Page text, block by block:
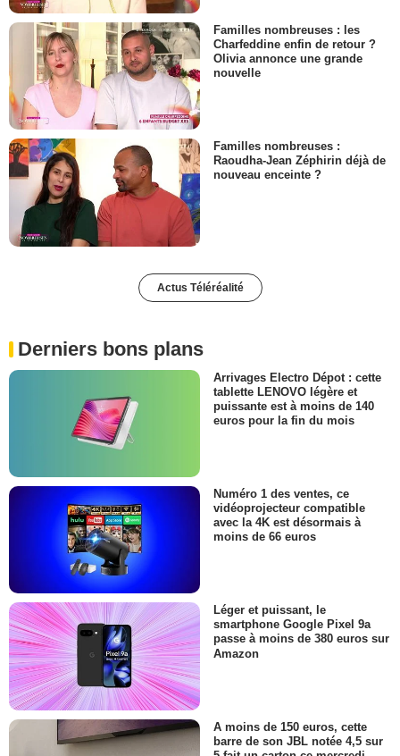
Familles nombreuses : les
Charfeddine enfin de retour ?
Olivia annonce une grande
nouvelle
Familles nombreuses :
Raoudha-Jean Zéphirin déjà de
nouveau enceinte ?
Actus Téléréalité
Derniers bons plans
Arrivages Electro Dépot : cette
tablette LENOVO légère et
puissante est à moins de 140
euros pour la fin du mois
Numéro 1 des ventes, ce
vidéoprojecteur compatible
avec la 4K est désormais à
moins de 66 euros
Léger et puissant, le
smartphone Google Pixel 9a
passe à moins de 380 euros sur
Amazon
A moins de 150 euros, cette
barre de son JBL notée 4,5 sur